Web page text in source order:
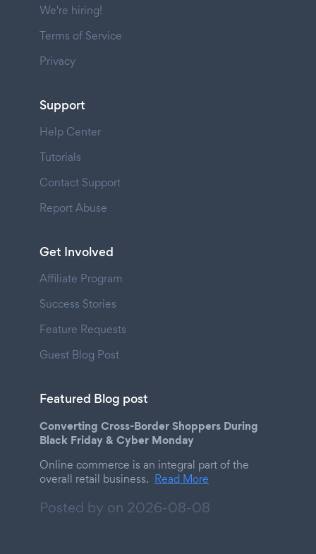
We're hiring!
Terms of Service
Privacy
Support
Help Center
Tutorials
Contact Support
Report Abuse
Get Involved
Affiliate Program
Success Stories
Feature Requests
Guest Blog Post
Featured Blog post
Converting Cross-Border Shoppers During
Black Friday & Cyber Monday
Online commerce is an integral part of the
overall retail business. Read More
Posted by on 2026-08-08